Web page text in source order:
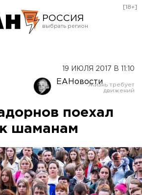
РОССИЯ
Оренбург
[18+]
19 ИЮЛЯ 2017 В 11:10
ЕАНовости
поехал
шаманам